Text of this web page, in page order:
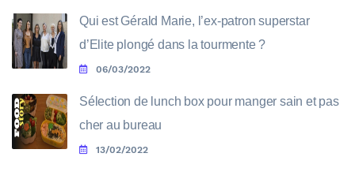
Qui est Gérald Marie, l’ex-patron superstar
d’Elite plongé dans la tourmente ?
06/03/2022
Sélection de lunch box pour manger sain et pas
cher au bureau
13/02/2022